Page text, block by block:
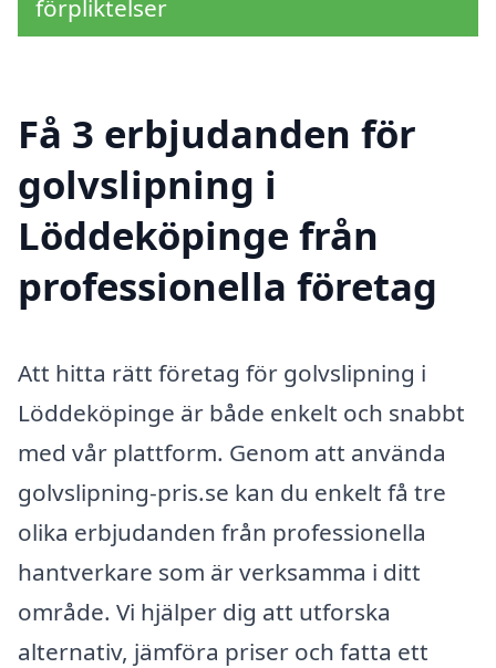
förpliktelser
Få 3 erbjudanden för
golvslipning i
Löddeköpinge från
professionella företag
Att hitta rätt företag för golvslipning i
Löddeköpinge är både enkelt och snabbt
med vår plattform. Genom att använda
golvslipning-pris.se kan du enkelt få tre
olika erbjudanden från professionella
hantverkare som är verksamma i ditt
område. Vi hjälper dig att utforska
alternativ, jämföra priser och fatta ett